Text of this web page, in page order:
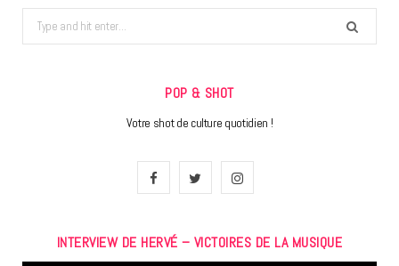
Search
for:
POP & SHOT
Votre shot de culture quotidien !
F
c
i
I
s
INTERVIEW DE HERVÉ – VICTOIRES DE LA MUSIQUE